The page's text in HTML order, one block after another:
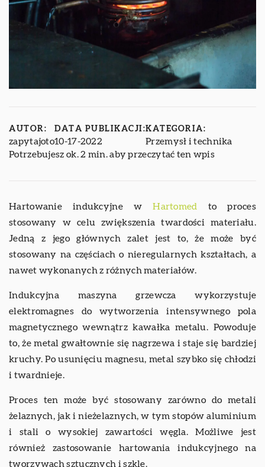
AUTOR:
zapytajoto
DATA PUBLIKACJI:
10-17-2022
KATEGORIA:
Przemysł i technika
Potrzebujesz ok. 2 min. aby przeczytać ten wpis
Hartowanie indukcyjne wHartomed
to proces
stosowany w celu zwiększenia twardości materiału.
Jedną z jego głównych zalet jest to, że może być
stosowany na częściach o nieregularnych kształtach, a
nawet wykonanych z różnych materiałów.
Indukcyjna maszyna grzewcza wykorzystuje
elektromagnes do wytworzenia intensywnego pola
magnetycznego wewnątrz kawałka metalu. Powoduje
to, że metal gwałtownie się nagrzewa i staje się bardziej
kruchy. Po usunięciu magnesu, metal szybko się chłodzi
i twardnieje.
Proces ten może być stosowany zarówno do metali
żelaznych, jak i nieżelaznych, w tym stopów aluminium
i stali o wysokiej zawartości węgla. Możliwe jest
również zastosowanie hartowania indukcyjnego na
tworzywach sztucznych i szkle.